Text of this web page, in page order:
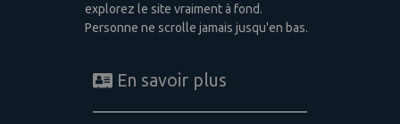
explorez le site vraiment à fond.
Personne ne scrolle jamais jusqu'en bas.
En savoir plus